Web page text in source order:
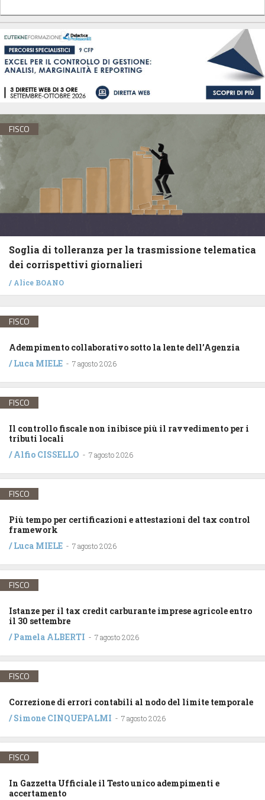
FISCO
Soglia di tolleranza per la trasmissione telematica
dei corrispettivi giornalieri
/ Alice BOANO
FISCO
Adempimento collaborativo sotto la lente dell’Agenzia
/Luca MIELE - 7 agosto 2026
FISCO
Il controllo fiscale non inibisce più il ravvedimento per i
tributi locali
/Alfio CISSELLO - 7 agosto 2026
FISCO
Più tempo per certificazioni e attestazioni del tax control
framework
/Luca MIELE - 7 agosto 2026
FISCO
Istanze per il tax credit carburante imprese agricole entro
il 30 settembre
/Pamela ALBERTI - 7 agosto 2026
FISCO
Correzione di errori contabili al nodo del limite temporale
/Simone CINQUEPALMI - 7 agosto 2026
FISCO
In Gazzetta Ufficiale il Testo unico adempimenti e
accertamento